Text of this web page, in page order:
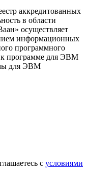
аккредитованных
в области
осуществляет
информационных
программного
к программе для ЭВМ
для ЭВМ
с условиями